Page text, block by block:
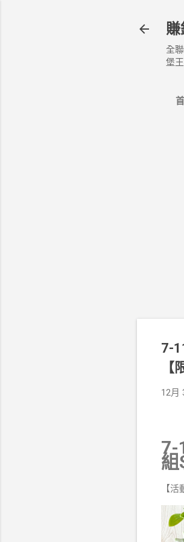
全
堡
7-
【
12月
7-
組
【